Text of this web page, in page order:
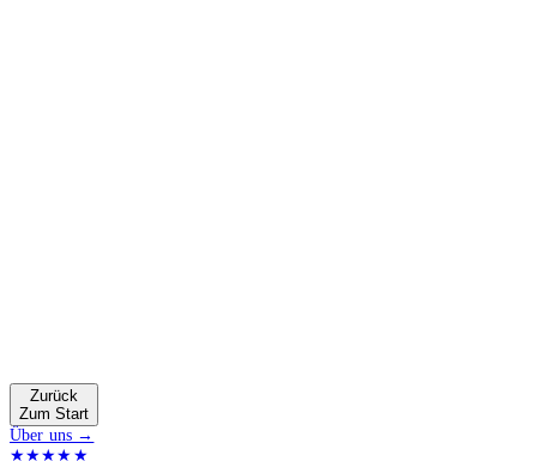
Zurück
Zum Start
Über uns →
★★★★★